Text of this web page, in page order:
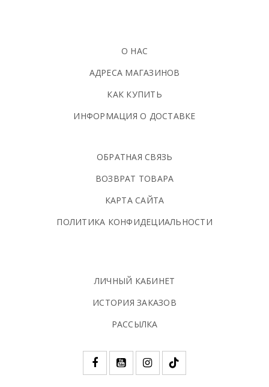
О НАС
АДРЕСА МАГАЗИНОВ
КАК КУПИТЬ
ИНФОРМАЦИЯ О ДОСТАВКЕ
ОБРАТНАЯ СВЯЗЬ
ВОЗВРАТ ТОВАРА
КАРТА САЙТА
ПОЛИТИКА КОНФИДЕЦИАЛЬНОСТИ
ЛИЧНЫЙ КАБИНЕТ
ИСТОРИЯ ЗАКАЗОВ
РАССЫЛКА